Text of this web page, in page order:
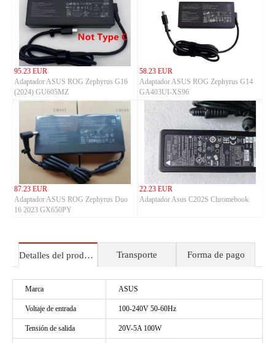
95.23 EUR
Adaptador ASUS ROG Zephyrus G16
(2024) GU605MZ
58.23 EUR
Adaptador ASUS ROG Zephyrus G14
GA403UI-XS96
87.23 EUR
Adaptador ASUS ROG Zephyrus Duo
16 2023 GX650PY
22.23 EUR
Adaptador Asus C202S Chromebook
Detalles del producto Transporte Forma de pago
Marca ASUS
Voltaje de entrada 100-240V 50-60Hz
Tensión de salida 20V-5A 100W